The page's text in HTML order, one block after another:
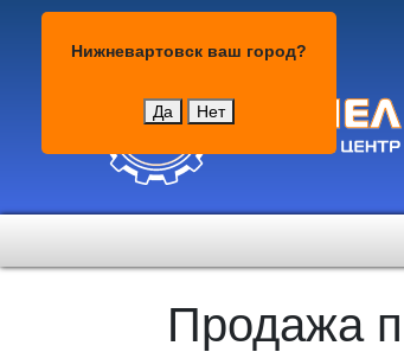
Нижневартовск ваш город?
Да Нет
Продажа